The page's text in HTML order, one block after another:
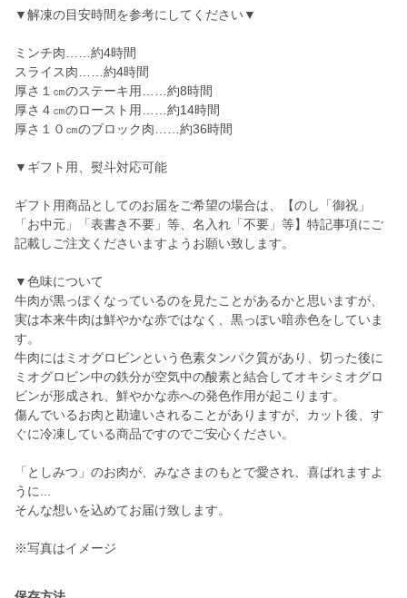
▼解凍の目安時間を参考にしてください▼
ミンチ肉……約4時間
スライス肉……約4時間
厚さ１㎝のステーキ用……約8時間
厚さ４㎝のロースト用……約14時間
厚さ１０㎝のブロック肉……約36時間
▼ギフト用、熨斗対応可能
ギフト用商品としてのお届をご希望の場合は、【のし「御祝」
「お中元」「表書き不要」等、名入れ「不要」等】特記事項にご
記載しご注文くださいますようお願い致します。
▼色味について
牛肉が黒っぽくなっているのを見たことがあるかと思いますが、
実は本来牛肉は鮮やかな赤ではなく、黒っぽい暗赤色をしていま
す。
牛肉にはミオグロビンという色素タンパク質があり、切った後に
ミオグロビン中の鉄分が空気中の酸素と結合してオキシミオグロ
ビンが形成され、鮮やかな赤への発色作用が起こります。
傷んでいるお肉と勘違いされることがありますが、カット後、す
ぐに冷凍している商品ですのでご安心ください。
「としみつ」のお肉が、みなさまのもとで愛され、喜ばれますよ
うに...
そんな想いを込めてお届け致します。
※写真はイメージ